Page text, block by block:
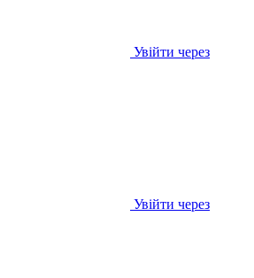
Увійти через
Увійти через